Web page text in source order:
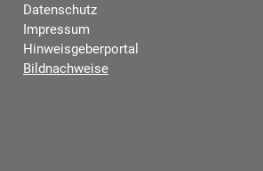
Datenschutz
Impressum
Hinweisgeberportal
Bildnachweise